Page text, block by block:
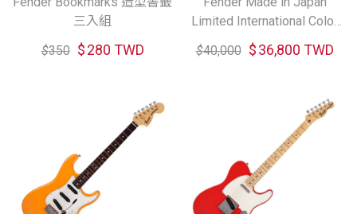
三入組
$350 $280 TWD
Limited International Color
Stratocaster Maple 電吉他
(共三色)
$40,000 $36,800 TWD